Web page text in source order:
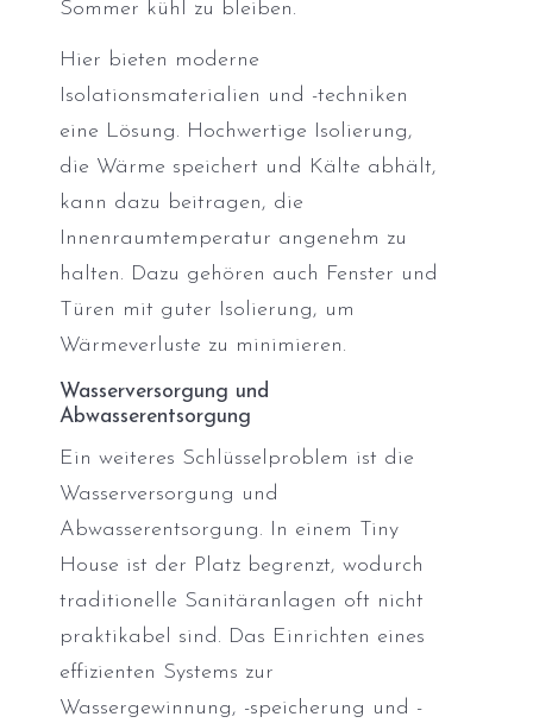
Sommer kühl zu bleiben.
Hier bieten moderne
Isolationsmaterialien und -techniken
eine Lösung. Hochwertige Isolierung,
die Wärme speichert und Kälte abhält,
kann dazu beitragen, die
Innenraumtemperatur angenehm zu
halten. Dazu gehören auch Fenster und
Türen mit guter Isolierung, um
Wärmeverluste zu minimieren.
Wasserversorgung und
Abwasserentsorgung
Ein weiteres Schlüsselproblem ist die
Wasserversorgung und
Abwasserentsorgung. In einem Tiny
House ist der Platz begrenzt, wodurch
traditionelle Sanitäranlagen oft nicht
praktikabel sind. Das Einrichten eines
effizienten Systems zur
Wassergewinnung, -speicherung und -